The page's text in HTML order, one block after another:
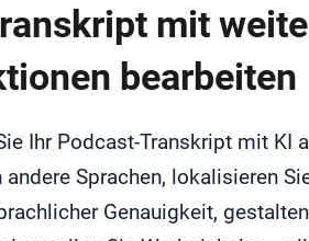
mit
bearbeiten
Ihr Podcast-Transkript mit KI
andere Sprachen, lokalisieren
Genauigkeit,